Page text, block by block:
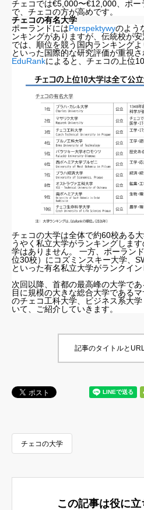
チェコでは€5,000〜€12,000、ポ
で、チェコの方が高めです。
チェコの有名大学
ポーランドにはPerspektywyのよう
ンキングがありますが、伝統校が
では、順位を競う国内ランキング
といった国際的な研究評価が重視さ
EduRankによると、チェコの上位
チェコの大学は全体で約60校ある
うやく私立大学がランキングしま
学はありません。 一方、ポーラン
位30校）にコズミンスキー大学、
といった有名私立大学がランクイン
次回以降、首都の最高峰の大学で
目に規模の大きな総合大学である
のチェコ工科大学、ビジネス系大
いて、ご紹介していきます。
記事のタイトルと
チェコの大学
この記事は役に立
チェコの大学
チェコの大学の授業料
チェコの有名大学